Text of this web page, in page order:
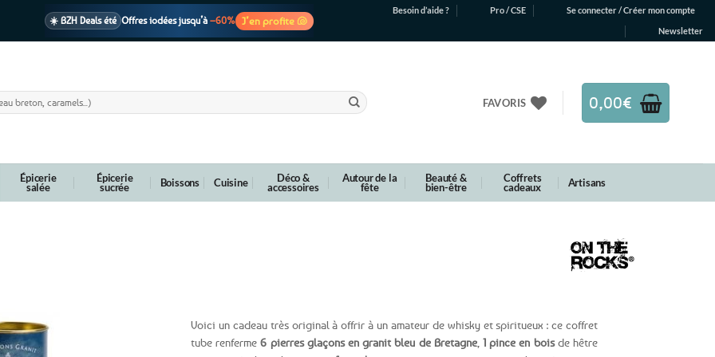
☀️ BZH Deals été Offres iodées jusqu’à –60% J’en profite 🐚
Besoin d’aide ? Pro / CSE
Se connecter / Créer mon compte
Newsletter
FAVORIS 0,00€
Épicerie
salée
Épicerie
sucrée Boissons Cuisine Déco &
accessoires
Autour de la
fête
Beauté &
bien-être
Coffrets
cadeaux Artisans
Voici un cadeau très original à offrir à un amateur de whisky et spiritueux : ce coffret
tube renferme6 pierres glaçons en granit bleu de Bretagne, 1 pince en boisde hêtre